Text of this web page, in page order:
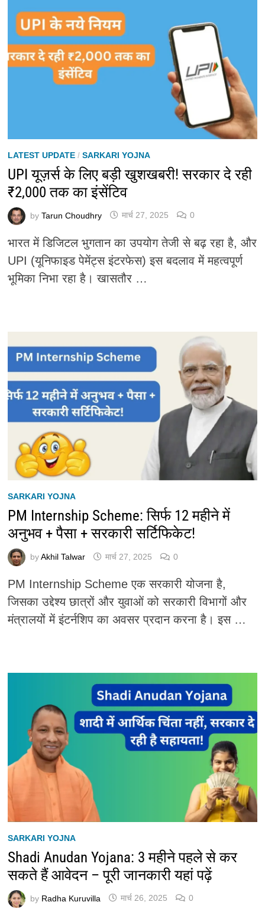
LATEST UPDATE/ SARKARI YOJNA
UPI यूज़र्स के लिए बड़ी खुशखबरी! सरकार दे रही
₹2,000 तक का इंसेंटिव
by Tarun Choudhry मार्च 27, 2025 0
भारत में डिजिटल भुगतान का उपयोग तेजी से बढ़ रहा है, और
UPI (यूनिफाइड पेमेंट्स इंटरफेस) इस बदलाव में महत्वपूर्ण
भूमिका निभा रहा है। खासतौर …
SARKARI YOJNA
PM Internship Scheme: सिर्फ 12 महीने में
अनुभव + पैसा + सरकारी सर्टिफिकेट!
byAkhil Talwar मार्च 27, 2025 0
PM Internship Scheme एक सरकारी योजना है,
जिसका उद्देश्य छात्रों और युवाओं को सरकारी विभागों और
मंत्रालयों में इंटर्नशिप का अवसर प्रदान करना है। इस …
SARKARI YOJNA
Shadi Anudan Yojana: 3 महीने पहले से कर
सकते हैं आवेदन – पूरी जानकारी यहां पढ़ें
by Radha Kuruvilla मार्च 26, 2025 0